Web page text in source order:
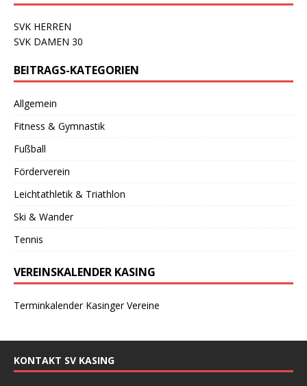
SVK HERREN
SVK DAMEN 30
BEITRAGS-KATEGORIEN
Allgemein
Fitness & Gymnastik
Fußball
Förderverein
Leichtathletik & Triathlon
Ski & Wander
Tennis
VEREINSKALENDER KASING
Terminkalender Kasinger Vereine
KONTAKT SV KASING